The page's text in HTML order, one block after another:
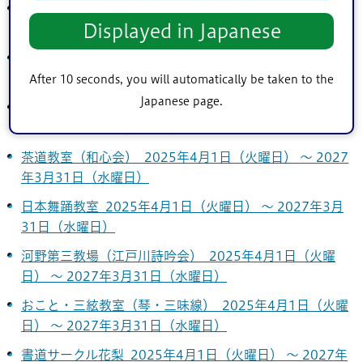
Displayed in Japanese
After 10 seconds, you will automatically be taken to the
Japanese page.
～ 2027年3月30日（火曜日）
2027年3月31日（水曜日）
ペン習字・実用書道の指導 2025年4月1日（火曜日） ～
茶道教室（和心会） 2025年4月1日（火曜日） ～ 2027
年3月31日（水曜日）
日本舞踊教室 2025年4月1日（火曜日） ～ 2027年3月
31日（水曜日）
河野第三教場（江戸川詩吟会） 2025年4月1日（火曜
日） ～ 2027年3月31日（水曜日）
おこと・三絃教室（琴・三味線） 2025年4月1日（火曜
日） ～ 2027年3月31日（水曜日）
書道サークル花梨 2025年4月1日（火曜日） ～ 2027年